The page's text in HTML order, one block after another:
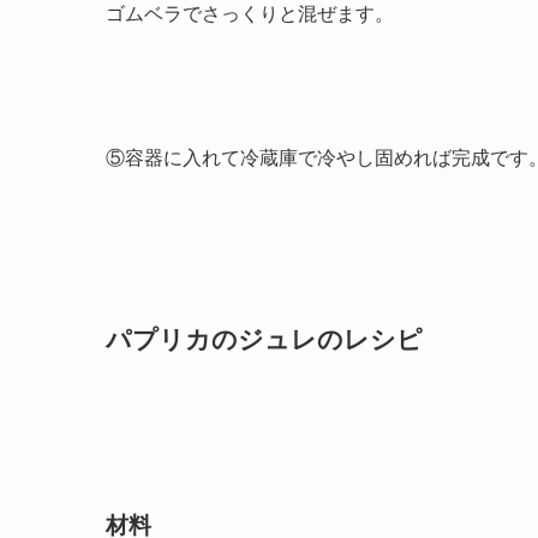
ゴムベラでさっくりと混ぜます。
⑤容器に入れて冷蔵庫で冷やし固めれば完成です。
パプリカのジュレのレシピ
材料